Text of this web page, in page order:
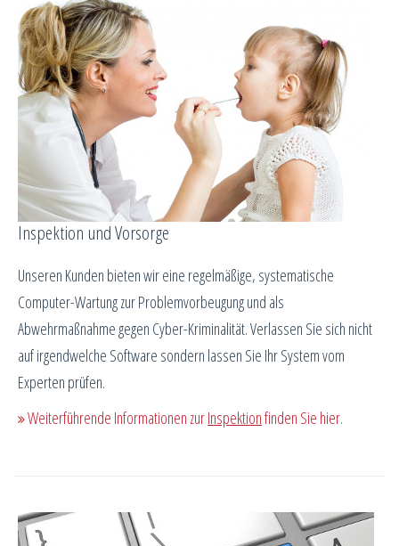
Inspektion und Vorsorge
Unseren Kunden bieten wir eine regelmäßige, systematische
Computer-Wartung zur Problemvorbeugung und als
Abwehrmaßnahme gegen Cyber-Kriminalität. Verlassen Sie sich nicht
auf irgendwelche Software sondern lassen Sie Ihr System vom
Experten prüfen.
Weiterführende Informationen zurInspektionfinden Sie hier.